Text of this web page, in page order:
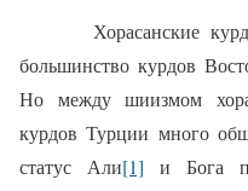
Хорасанские
большинство курдов
Но между шиизмом
курдов Турции много
статус Али[1] и Бога